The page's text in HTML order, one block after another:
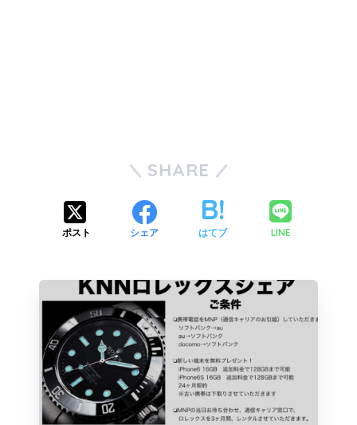
SHARE
ポスト シェア はてブ LINE